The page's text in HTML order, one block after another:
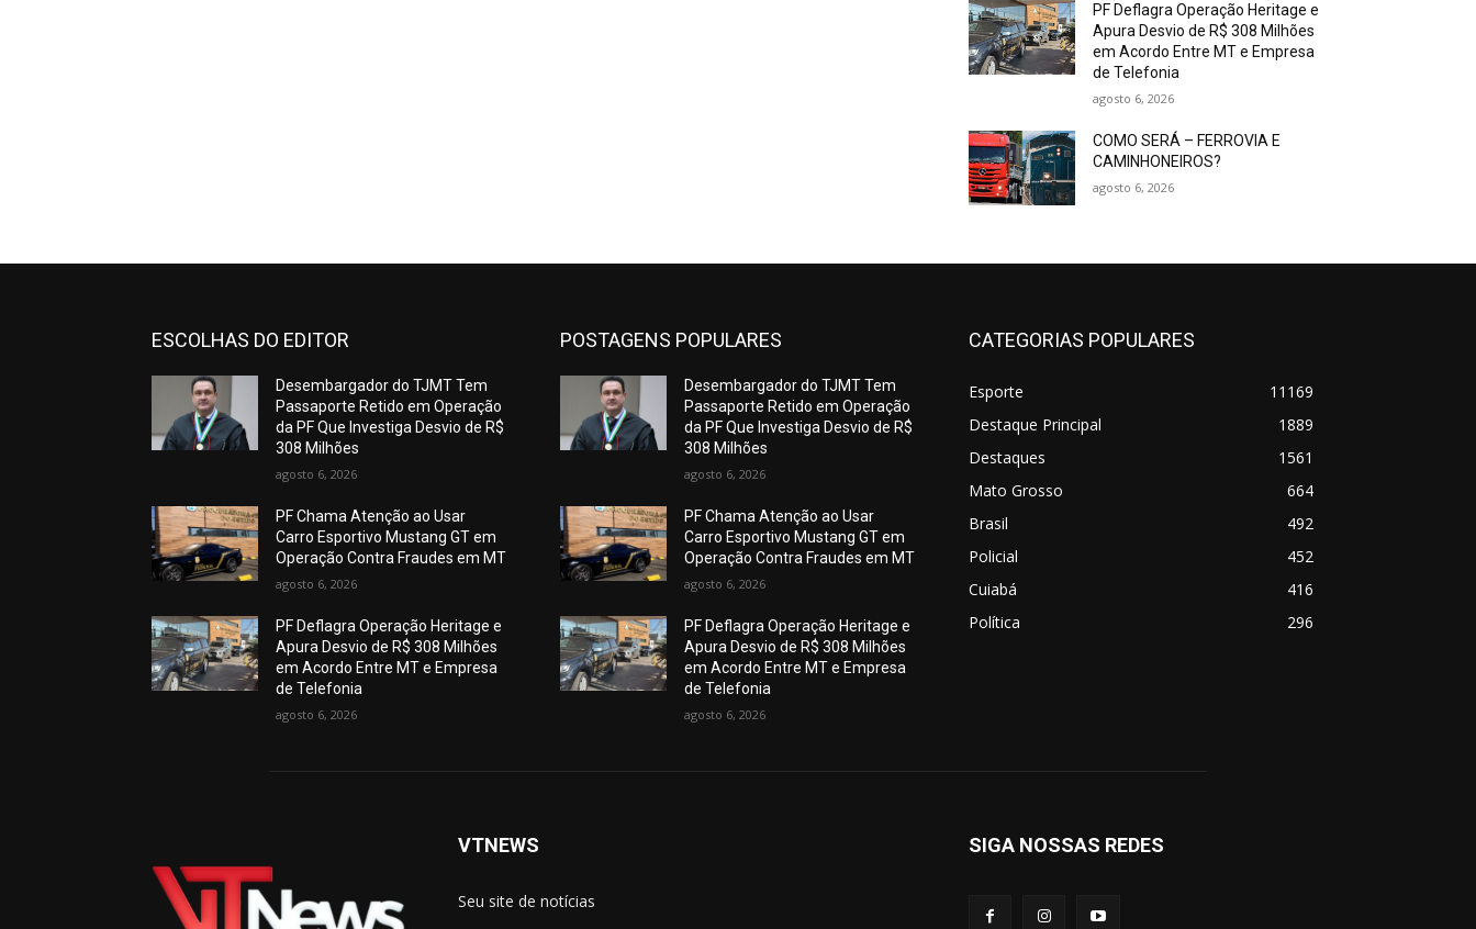
PF Deflagra Operação Heritage e
Apura Desvio de R$ 308 Milhões
em Acordo Entre MT e Empresa
de Telefonia
agosto 6, 2026
COMO SERÁ – FERROVIA E
CAMINHONEIROS?
agosto 6, 2026
ESCOLHAS DO EDITOR
Desembargador do TJMT Tem
Passaporte Retido em Operação
da PF Que Investiga Desvio de R$
308 Milhões
agosto 6, 2026
PF Chama Atenção ao Usar
Carro Esportivo Mustang GT em
Operação Contra Fraudes em MT
agosto 6, 2026
PF Deflagra Operação Heritage e
Apura Desvio de R$ 308 Milhões
em Acordo Entre MT e Empresa
de Telefonia
agosto 6, 2026
POSTAGENS POPULARES
Desembargador do TJMT Tem
Passaporte Retido em Operação
da PF Que Investiga Desvio de R$
308 Milhões
agosto 6, 2026
PF Chama Atenção ao Usar
Carro Esportivo Mustang GT em
Operação Contra Fraudes em MT
agosto 6, 2026
PF Deflagra Operação Heritage e
Apura Desvio de R$ 308 Milhões
em Acordo Entre MT e Empresa
de Telefonia
agosto 6, 2026
CATEGORIAS POPULARES
Esporte
11169
Destaque Principal
1889
Destaques
1561
Mato Grosso
664
Brasil
492
Policial
452
Cuiabá
416
Política
296
VTNEWS
Seu site de notícias
SIGA NOSSAS REDES